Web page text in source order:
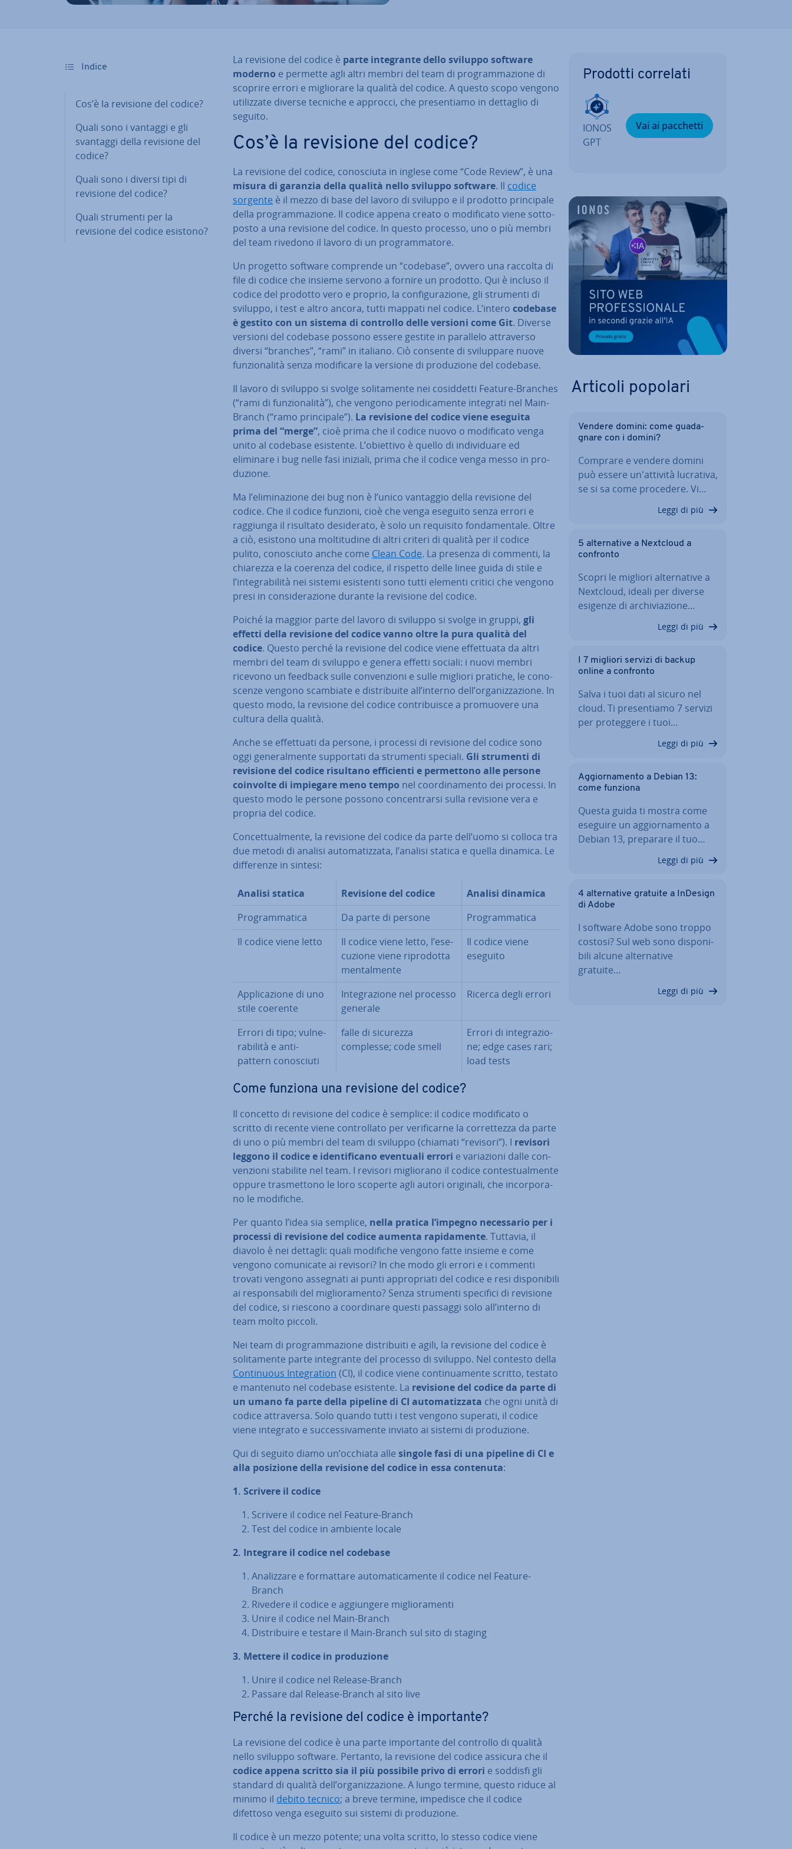
Indice
Cos’è la revisione del codice?
Quali sono i vantaggi e gli
svantaggi della revisione del
codice?
Quali sono i diversi tipi di
revisione del codice?
Quali strumenti per la
revisione del codice esistono?
La revisione del codice è parte in­te­gran­te dello sviluppo software
moderno e permette agli altri membri del team di pro­gram­ma­zio­ne di
scoprire errori e mi­glio­ra­re la qualità del codice. A questo scopo vengono
uti­liz­za­te diverse tecniche e approcci, che pre­sen­tia­mo in dettaglio di
seguito.
Cos’è la revisione del codice?
La revisione del codice, co­no­sciu­ta in inglese come “Code Review”, è una
misura di garanzia della qualità nello sviluppo software. Il codice
sorgente è il mezzo di base del lavoro di sviluppo e il prodotto prin­ci­pa­le
della pro­gram­ma­zio­ne. Il codice appena creato o mo­di­fi­ca­to viene sot­to­
po­sto a una revisione del codice. In questo processo, uno o più membri
del team rivedono il lavoro di un pro­gram­ma­to­re.
Un progetto software comprende un “codebase”, ovvero una raccolta di
file di codice che insieme servono a fornire un prodotto. Qui è incluso il
codice del prodotto vero e proprio, la con­fi­gu­ra­zio­ne, gli strumenti di
sviluppo, i test e altro ancora, tutti mappati nel codice. L’intero codebase
è gestito con un sistema di controllo delle versioni come Git. Diverse
versioni del codebase possono essere gestite in parallelo at­tra­ver­so
diversi “branches”, “rami” in italiano. Ciò consente di svi­lup­pa­re nuove
fun­zio­na­li­tà senza mo­di­fi­ca­re la versione di pro­du­zio­ne del codebase.
Il lavoro di sviluppo si svolge so­li­ta­men­te nei co­sid­det­ti Feature-Branches
(“rami di fun­zio­na­li­tà”), che vengono pe­rio­di­ca­men­te integrati nel Main-
Branch (“ramo prin­ci­pa­le”). La revisione del codice viene eseguita
prima del “merge”, cioè prima che il codice nuovo o mo­di­fi­ca­to venga
unito al codebase esistente. L’obiettivo è quello di in­di­vi­dua­re ed
eliminare i bug nelle fasi iniziali, prima che il codice venga messo in pro­
du­zio­ne.
Ma l’eli­mi­na­zio­ne dei bug non è l’unico vantaggio della revisione del
codice. Che il codice funzioni, cioè che venga eseguito senza errori e
raggiunga il risultato de­si­de­ra­to, è solo un requisito fon­da­men­ta­le. Oltre
a ciò, esistono una mol­ti­tu­di­ne di altri criteri di qualità per il codice
pulito, co­no­sciu­to anche come Clean Code. La presenza di commenti, la
chiarezza e la coerenza del codice, il rispetto delle linee guida di stile e
l’in­te­gra­bi­li­tà nei sistemi esistenti sono tutti elementi critici che vengono
presi in con­si­de­ra­zio­ne durante la revisione del codice.
Poiché la maggior parte del lavoro di sviluppo si svolge in gruppi, gli
effetti della revisione del codice vanno oltre la pura qualità del
codice. Questo perché la revisione del codice viene ef­fet­tua­ta da altri
membri del team di sviluppo e genera effetti sociali: i nuovi membri
ricevono un feedback sulle con­ven­zio­ni e sulle migliori pratiche, le co­no­
scen­ze vengono scambiate e di­stri­bui­te all’interno dell’or­ga­niz­za­zio­ne. In
questo modo, la revisione del codice con­tri­bui­sce a pro­muo­ve­re una
cultura della qualità.
Anche se ef­fet­tua­ti da persone, i processi di revisione del codice sono
oggi ge­ne­ral­men­te sup­por­ta­ti da strumenti speciali. Gli strumenti di
revisione del codice risultano ef­fi­cien­ti e per­met­to­no alle persone
coinvolte di impiegare meno tempo nel coor­di­na­men­to dei processi. In
questo modo le persone possono con­cen­trar­si sulla revisione vera e
propria del codice.
Con­cet­tual­men­te, la revisione del codice da parte dell’uomo si colloca tra
due metodi di analisi au­to­ma­tiz­za­ta, l’analisi statica e quella dinamica. Le
dif­fe­ren­ze in sintesi:
Analisi statica Revisione del codice
Analisi dinamica
Pro­gram­ma­ti­ca
Da parte di persone
Pro­gram­ma­ti­ca
Il codice viene letto
Il codice viene letto, l’ese­
cu­zio­ne viene ri­pro­dot­ta
men­tal­men­te
Il codice viene
eseguito
Ap­pli­ca­zio­ne di uno
stile coerente
In­te­gra­zio­ne nel processo
generale
Ricerca degli errori
Errori di tipo; vul­ne­
ra­bi­li­tà e anti-
pattern co­no­sciu­ti
falle di sicurezza
complesse; code smell
Errori di in­te­gra­zio­
ne; edge cases rari;
load tests
Come funziona una revisione del codice?
Il concetto di revisione del codice è semplice: il codice mo­di­fi­ca­to o
scritto di recente viene con­trol­la­to per ve­ri­fi­car­ne la cor­ret­tez­za da parte
di uno o più membri del team di sviluppo (chiamati “revisori”). I revisori
leggono il codice e iden­ti­fi­ca­no eventuali errori e va­ria­zio­ni dalle con­
ven­zio­ni stabilite nel team. I revisori mi­glio­ra­no il codice con­te­stual­men­te
oppure tra­smet­to­no le loro scoperte agli autori originali, che in­cor­po­ra­
no le modifiche.
Per quanto l’idea sia semplice, nella pratica l’impegno ne­ces­sa­rio per i
processi di revisione del codice aumenta ra­pi­da­men­te. Tuttavia, il
diavolo è nei dettagli: quali modifiche vengono fatte insieme e come
vengono co­mu­ni­ca­te ai revisori? In che modo gli errori e i commenti
trovati vengono assegnati ai punti ap­pro­pria­ti del codice e resi di­spo­ni­bi­li
ai re­spon­sa­bi­li del mi­glio­ra­men­to? Senza strumenti specifici di revisione
del codice, si riescono a coor­di­na­re questi passaggi solo all’interno di
team molto piccoli.
Nei team di pro­gram­ma­zio­ne di­stri­bui­ti e agili, la revisione del codice è
so­li­ta­men­te parte in­te­gran­te del processo di sviluppo. Nel contesto della
Con­ti­nuous In­te­gra­tion (CI), il codice viene con­ti­nua­men­te scritto, testato
e mantenuto nel codebase esistente. La revisione del codice da parte di
un umano fa parte della pipeline di CI au­to­ma­tiz­za­ta che ogni unità di
codice at­tra­ver­sa. Solo quando tutti i test vengono superati, il codice
viene integrato e suc­ces­si­va­men­te inviato ai sistemi di pro­du­zio­ne.
Qui di seguito diamo un’occhiata alle singole fasi di una pipeline di CI e
alla posizione della revisione del codice in essa contenuta:
1. Scrivere il codice
Scrivere il codice nel Feature-Branch
Test del codice in ambiente locale
2. Integrare il codice nel codebase
Ana­liz­za­re e for­mat­ta­re au­to­ma­ti­ca­men­te il codice nel Feature-
Branch
Rivedere il codice e ag­giun­ge­re mi­glio­ra­men­ti
Unire il codice nel Main-Branch
Di­stri­bui­re e testare il Main-Branch sul sito di staging
3. Mettere il codice in pro­du­zio­ne
Unire il codice nel Release-Branch
Passare dal Release-Branch al sito live
Perché la revisione del codice è im­por­tan­te?
La revisione del codice è una parte im­por­tan­te del controllo di qualità
nello sviluppo software. Pertanto, la revisione del codice assicura che il
codice appena scritto sia il più possibile privo di errori e soddisfi gli
standard di qualità dell’or­ga­niz­za­zio­ne. A lungo termine, questo riduce al
minimo il debito tecnico; a breve termine, impedisce che il codice
difettoso venga eseguito sui sistemi di pro­du­zio­ne.
Il codice è un mezzo potente; una volta scritto, lo stesso codice viene
Prodotti correlati
IONOS
GPT
Vai ai pacchetti
Articoli popolari
Vendere domini: come gua­da­
gna­re con i domini?
Comprare e vendere domini
può essere un'at­ti­vi­tà lucrativa,
se si sa come procedere. Vi…
Leggi di più
5 al­ter­na­ti­ve a Nextcloud a
confronto
Scopri le migliori al­ter­na­ti­ve a
Nextcloud, ideali per diverse
esigenze di ar­chi­via­zio­ne…
Leggi di più
I 7 migliori servizi di backup
online a confronto
Salva i tuoi dati al sicuro nel
cloud. Ti pre­sen­tia­mo 7 servizi
per pro­teg­ge­re i tuoi…
Leggi di più
Ag­gior­na­men­to a Debian 13:
come funziona
Questa guida ti mostra come
eseguire un ag­gior­na­men­to a
Debian 13, preparare il tuo…
Leggi di più
4 al­ter­na­ti­ve gratuite a InDesign
di Adobe
I software Adobe sono troppo
costosi? Sul web sono di­spo­ni­
bi­li alcune al­ter­na­ti­ve
gratuite…
Leggi di più